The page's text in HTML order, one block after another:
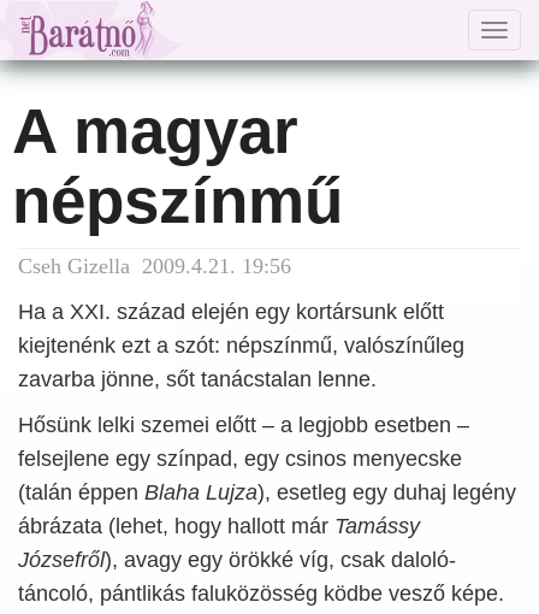
A magyar
népszínmű
Cseh Gizella 2009.4.21. 19:56
Ha a XXI. század elején egy kortársunk előtt
kiejtenénk ezt a szót: népszínmű, valószínűleg
zavarba jönne, sőt tanácstalan lenne.
Hősünk lelki szemei előtt – a legjobb esetben –
felsejlene egy színpad, egy csinos menyecske
(talán éppen Blaha Lujza), esetleg egy duhaj legény
ábrázata (lehet, hogy hallott már Tamássy
Józsefről), avagy egy örökké víg, csak daloló-
táncoló, pántlikás faluközösség ködbe vesző képe.